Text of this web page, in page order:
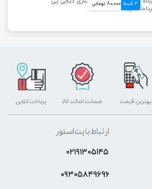
4 قسط 80,000 تومانی
بهترین قیمت پرداخت آنلاین ضمانت اصالت کالا
ارتباط با پت استور
۰۲۱۹۱۳۰۵۱۴۵
۰۹۳۰۵8۴9696